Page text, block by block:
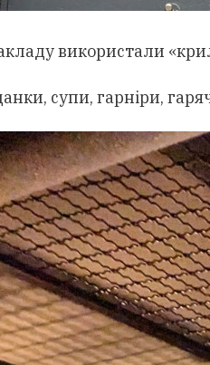
використали
супи, гарніри,